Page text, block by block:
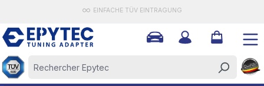
EINFACHE TÜV EINTRAGUNG